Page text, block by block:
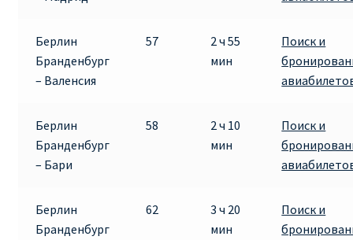
Берлин
Бранденбург
– Валенсия
57
2 ч 55
мин
Поиск и
Берлин
Бранденбург
– Бари
58
2 ч 10
мин
Поиск и
Берлин
Бранденбург
62
3 ч 20
мин
Поиск и